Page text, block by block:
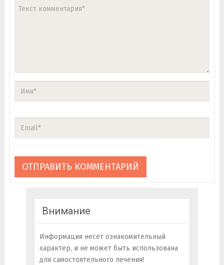
Внимание
Информация несет ознакомительный
характер, и не может быть использована
для самостоятельного лечения!